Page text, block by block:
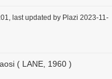
last updated by Plazi 2023-11-
( LANE, 1960 )